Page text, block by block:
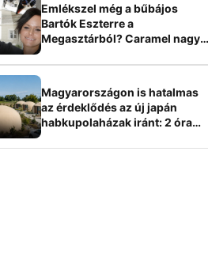
Emlékszel még a bűbájos
Bartók Eszterre a
Megasztárból? Caramel nagy
Magyarországon is hatalmas
az érdeklődés az új japán
habkupolaházak iránt: 2 óra
elképesztő áron hirdetik őket